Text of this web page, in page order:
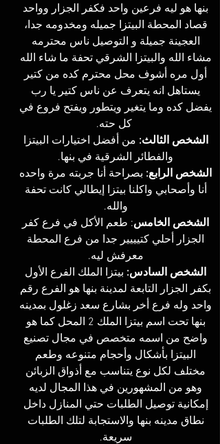
بنها هو ليه فرعين واحد فكفر الجزار وواحد
قصاد المحطة البيتزا جميله ومخدومه جدا،
العجينة جميلة و التوصيل ناس محترمه
مشاء الله والبيتزا الشرقي تحفة ما شاء الله
أول مره أشوف محل محترم كده من كتير
يستاهل انه يتعرف عن ناس كتير يا رب
يفضل كده وما يتغير ويتطور ويفتح فروع في
كل حته.
الشخص الثالث: من أفضل اختيارات البيتزا
والفطائر الشرقية في بنها.
الشخص الرابع: بصراحة أنا جربته مرة واحده
أنا وأصحابي واكلنا بيتزا إيطالي كانت تحفة
والله.
الشخص الخامس: طعم الأكل في فرع كفر
الجزار أحلي كتيييير جدا من فرع المحطة
معرفش ليه.
الشخص السادس: بيتزا الملك الفرع الأول
بكفر الجزار التابعة لمدينة بنها هو الفرع رقم
واحد وله فرع أخر بشارع سعد زغلول بمدينه
بنها تحت اسم بيتزا الملك 2 المحل كما هو
واضح من اسمه متخصص في مجال تصنيع
البيتزا بأشكال وأحجام متنوعه وطعم
مختلف لكل نوع يتناسب مع أذواق الزبائن
وهو من المشهورين في هذا المجال لديه
إمكانية توصيل الطلبات حتي المنازل داخل
نطاق مدينه بنها والاستجابة لتلك الطلبات
سريعة.